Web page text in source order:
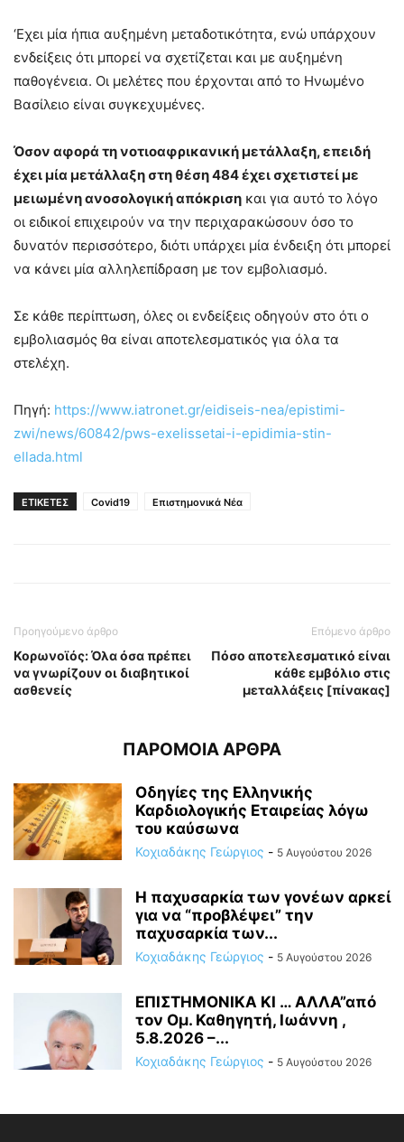
‘Εχει μία ήπια αυξημένη μεταδοτικότητα, ενώ υπάρχουν
ενδείξεις ότι μπορεί να σχετίζεται και με αυξημένη
παθογένεια. Οι μελέτες που έρχονται από το Ηνωμένο
Βασίλειο είναι συγκεχυμένες.
Όσον αφορά τη νοτιοαφρικανική μετάλλαξη, επειδή
έχει μία μετάλλαξη στη θέση 484 έχει σχετιστεί με
μειωμένη ανοσολογική απόκριση και για αυτό το λόγο
οι ειδικοί επιχειρούν να την περιχαρακώσουν όσο το
δυνατόν περισσότερο, διότι υπάρχει μία ένδειξη ότι μπορεί
να κάνει μία αλληλεπίδραση με τον εμβολιασμό.
Σε κάθε περίπτωση, όλες οι ενδείξεις οδηγούν στο ότι ο
εμβολιασμός θα είναι αποτελεσματικός για όλα τα
στελέχη.
Πηγή: https://www.iatronet.gr/eidiseis-nea/epistimi-
zwi/news/60842/pws-exelissetai-i-epidimia-stin-
ellada.html
ΕΤΙΚΕΤΕΣ Covid19 Επιστημονικά Νέα
Προηγούμενο άρθρο
Κορωνοϊός: Όλα όσα πρέπει
να γνωρίζουν οι διαβητικοί
ασθενείς
Επόμενο άρθρο
Πόσο αποτελεσματικό είναι
κάθε εμβόλιο στις
μεταλλάξεις [πίνακας]
ΠΑΡΟΜΟΙΑ ΑΡΘΡΑ
Οδηγίες της Ελληνικής
Καρδιολογικής Εταιρείας λόγω
του καύσωνα
Κοχιαδάκης Γεώργιος - 5 Αυγούστου 2026
Η παχυσαρκία των γονέων αρκεί
για να “προβλέψει” την
παχυσαρκία των...
Κοχιαδάκης Γεώργιος - 5 Αυγούστου 2026
ΕΠΙΣΤΗΜΟΝΙΚΑ ΚΙ … ΑΛΛΑ”από
τον Ομ. Καθηγητή, Ιωάννη ,
5.8.2026 –...
Κοχιαδάκης Γεώργιος - 5 Αυγούστου 2026